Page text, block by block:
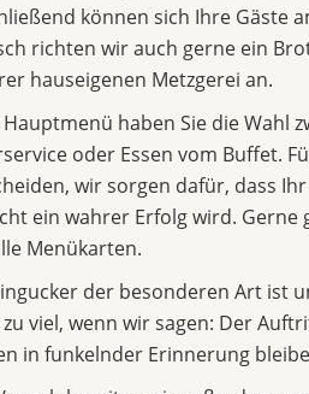
können sich Ihre Gäste
richten wir auch gerne ein
hauseigenen Metzgerei an.
Hauptmenü haben Sie die Wahl
oder Essen vom Buffet.
wir sorgen dafür, dass
ein wahrer Erfolg wird. Gerne
Menükarten.
der besonderen Art ist
viel, wenn wir sagen: Der
in funkelnder Erinnerung